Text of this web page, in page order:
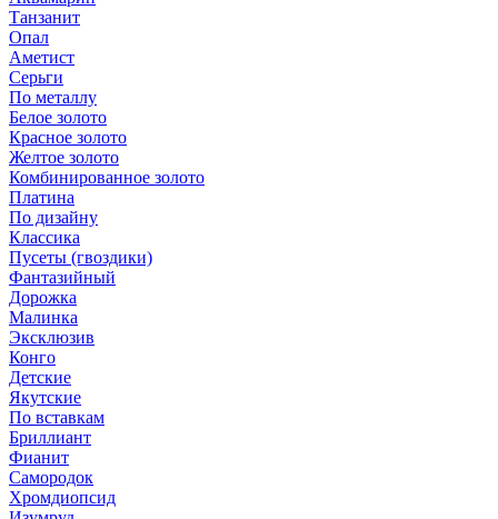
Танзанит
Опал
Аметист
Серьги
По металлу
Белое золото
Красное золото
Желтое золото
Комбинированное золото
Платина
По дизайну
Классика
Пусеты (гвоздики)
Фантазийный
Дорожка
Малинка
Эксклюзив
Конго
Детские
Якутские
По вставкам
Бриллиант
Фианит
Самородок
Хромдиопсид